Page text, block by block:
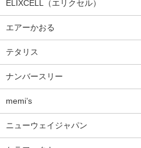
ELIXCELL（エリクセル）
エアーかおる
テタリス
ナンバースリー
memi’s
ニューウェイジャパン